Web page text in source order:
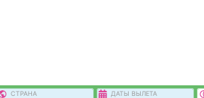
СТРАНА ДАТЫ ВЫЛЕТА